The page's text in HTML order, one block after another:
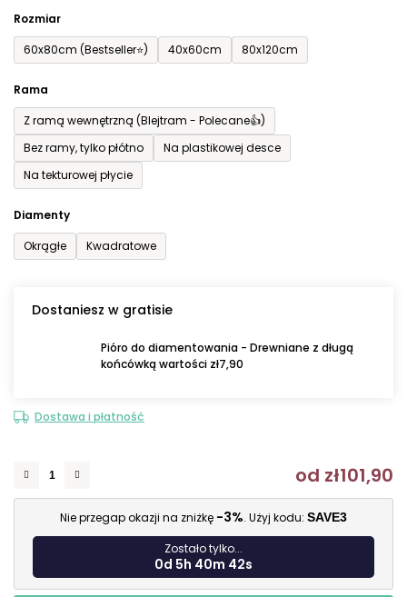
Rozmiar
60x80cm (Bestseller⭐)
40x60cm 80x120cm
Rama
Z ramą wewnętrzną (Blejtram - Polecane👍)
Bez ramy, tylko płótno
Na plastikowej desce
Na tekturowej płycie
Diamenty
Okrągłe
Kwadratowe
Dostaniesz w gratisie
Pióro do diamentowania - Drewniane z długą
końcówką wartości zł7,90
Dostawa i płatność
od zł101,90
Nie przegap okazji na zniżkę -3%. Użyj kodu: SAVE3
Zostało tylko...
0d 5h 40m 41s